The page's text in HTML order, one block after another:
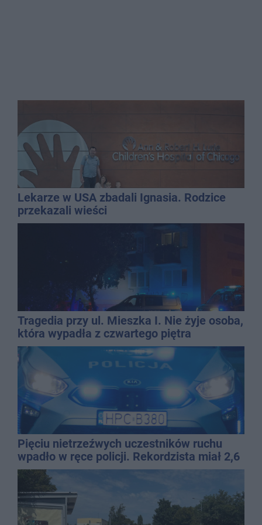
Lekarze w USA zbadali Ignasia. Rodzice
przekazali wieści
Tragedia przy ul. Mieszka I. Nie żyje osoba,
która wypadła z czwartego piętra
Pięciu nietrzeźwych uczestników ruchu
wpadło w ręce policji. Rekordzista miał 2,6
promila